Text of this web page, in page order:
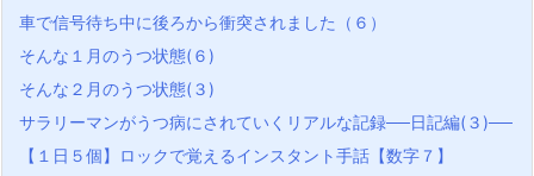
車で信号待ち中に後ろから衝突されました（６）
そんな１月のうつ状態(６)
そんな２月のうつ状態(３)
サラリーマンがうつ病にされていくリアルな記録──日記編(３)──
【１日５個】ロックで覚えるインスタント手話【数字７】